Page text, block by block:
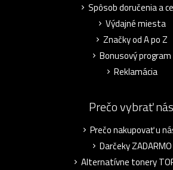
Spôsob doručenia a
Výdajné miesta
Značky od A po Z
Bonusový program
Reklamácia
Prečo vybrať
Prečo nakupovať u
Darčeky ZADARMO
Alternatívne tonery